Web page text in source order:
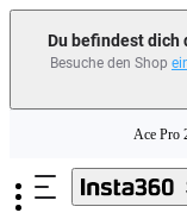
Du befindest dich
Besuche den Shop
Need
Ace Pro